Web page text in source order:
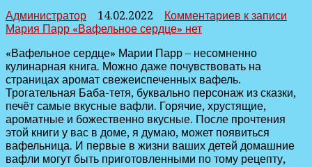
Администратор 14.02.2022 Комментариев к записи
Мария Парр «Вафельное сердце» нет
«Вафельное сердце» Марии Парр – несомненно
кулинарная книга. Можно даже почувствовать на
страницах аромат свежеиспеченных вафель.
Трогательная Баба-тетя, буквально персонаж из сказки,
печёт самые вкусные вафли. Горячие, хрустящие,
ароматные и божественно вкусные. После прочтения
этой книги у вас в доме, я думаю, может появиться
вафельница. И первые в жизни ваших детей домашние
вафли могут быть приготовленными по тому рецепту,